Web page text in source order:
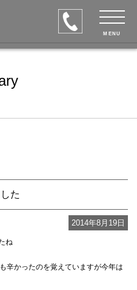
MENU
た
2014年8月19日
ね
辛かったのを覚えていますが今年は